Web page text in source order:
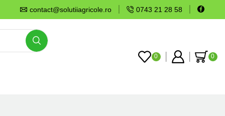
contact@solutiiagricole.ro 0743 21 28 58
0 0